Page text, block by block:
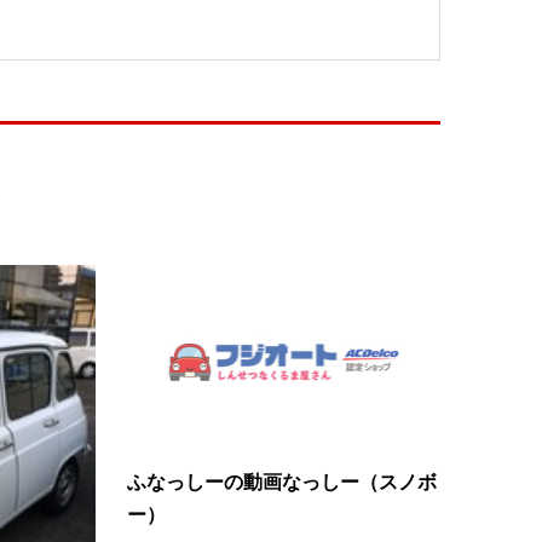
ふなっしーの動画なっしー（スノボ
ー）